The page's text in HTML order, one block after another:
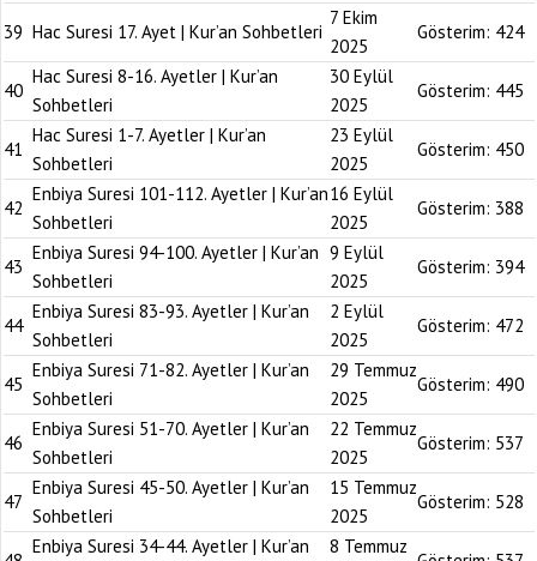
39 Hac Suresi 17. Ayet | Kur’an Sohbetleri
7 Ekim
2025
Gösterim: 424
40
Hac Suresi 8-16. Ayetler | Kur’an
Sohbetleri
30 Eylül
2025
Gösterim: 445
41
Hac Suresi 1-7. Ayetler | Kur’an
Sohbetleri
23 Eylül
2025
Gösterim: 450
42
Enbiya Suresi 101-112. Ayetler | Kur’an
Sohbetleri
16 Eylül
2025
Gösterim: 388
43
Enbiya Suresi 94-100. Ayetler | Kur’an
Sohbetleri
9 Eylül
2025
Gösterim: 394
44
Enbiya Suresi 83-93. Ayetler | Kur’an
Sohbetleri
2 Eylül
2025
Gösterim: 472
45
Enbiya Suresi 71-82. Ayetler | Kur’an
Sohbetleri
29 Temmuz
2025
Gösterim: 490
46
Enbiya Suresi 51-70. Ayetler | Kur’an
Sohbetleri
22 Temmuz
2025
Gösterim: 537
47
Enbiya Suresi 45-50. Ayetler | Kur’an
Sohbetleri
15 Temmuz
2025
Gösterim: 528
Enbiya Suresi 34-44. Ayetler | Kur’an 8 Temmuz